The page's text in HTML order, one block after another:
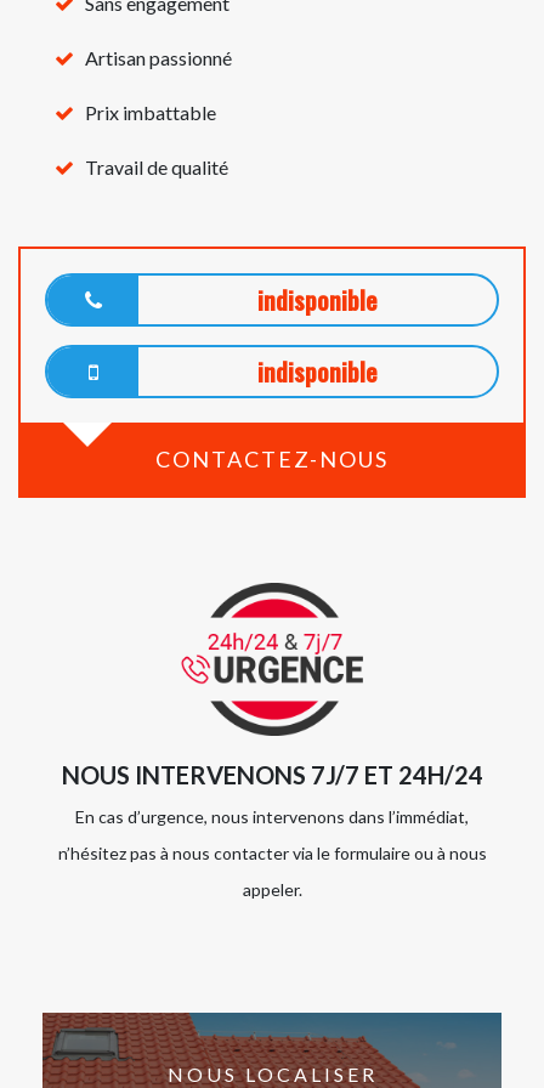
Artisan passionné
Prix imbattable
Travail de qualité
indisponible
indisponible
CONTACTEZ-NOUS
NOUS INTERVENONS 7J/7 ET 24H/24
En cas d’urgence, nous intervenons dans l’immédiat,
n’hésitez pas à nous contacter via le formulaire ou à nous
appeler.
NOUS LOCALISER